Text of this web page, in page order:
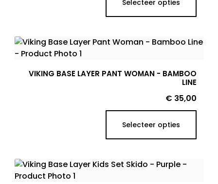
Selecteer opties
VIKING BASE LAYER PANT WOMAN - BAMBOO
LINE
Prijs
€ 35,00
Selecteer opties